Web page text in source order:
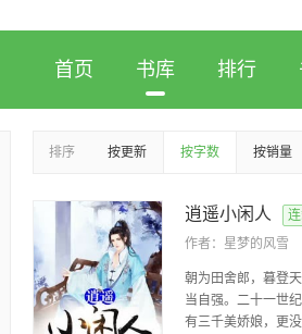
首页 书库 排行
排序 按更新 按字数 按销量
逍遥小闲人
作者： 星梦的风雪
朝为田舍郎，暮登
当自强。二十一世
有三千美娇娘，更